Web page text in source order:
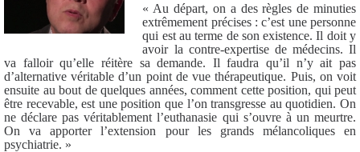
« Au départ, on a des règles de minuties
extrêmement précises : c’est une personne
qui est au terme de son existence. Il doit y
avoir la contre-expertise de médecins. Il
va falloir qu’elle réitère sa demande. Il faudra qu’il n’y ait pas
d’alternative véritable d’un point de vue thérapeutique. Puis, on voit
ensuite au bout de quelques années, comment cette position, qui peut
être recevable, est une position que l’on transgresse au quotidien. On
ne déclare pas véritablement l’euthanasie qui s’ouvre à un meurtre.
On va apporter l’extension pour les grands mélancoliques en
psychiatrie. »